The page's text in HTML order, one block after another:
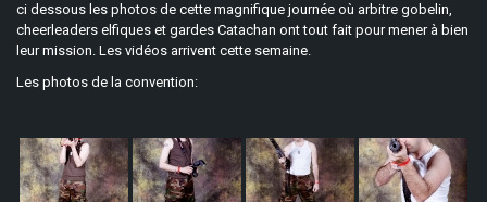
ci dessous les photos de cette magnifique journée où arbitre gobelin,
cheerleaders elfiques et gardes Catachan ont tout fait pour mener à bien
leur mission. Les vidéos arrivent cette semaine.
Les photos de la convention: